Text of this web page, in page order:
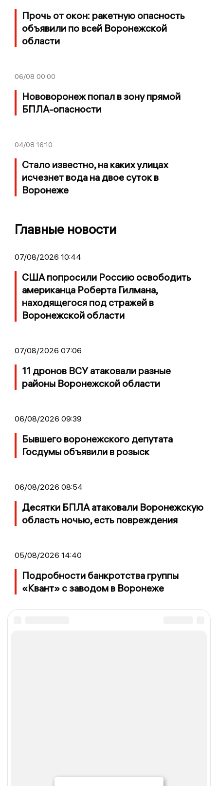
Прочь от окон: ракетную опасность
объявили по всей Воронежской
области
06/08 00:00
Нововоронеж попал в зону прямой
БПЛА-опасности
04/08 16:10
Стало известно, на каких улицах
исчезнет вода на двое суток в
Воронеже
Главные новости
07/08/2026 10:44
США попросили Россию освободить
американца Роберта Гилмана,
находящегося под стражей в
Воронежской области
07/08/2026 07:06
11 дронов ВСУ атаковали разные
районы Воронежской области
06/08/2026 09:39
Бывшего воронежского депутата
Госдумы объявили в розыск
06/08/2026 08:54
Десятки БПЛА атаковали Воронежскую
область ночью, есть повреждения
05/08/2026 14:40
Подробности банкротства группы
«Квант» с заводом в Воронеже